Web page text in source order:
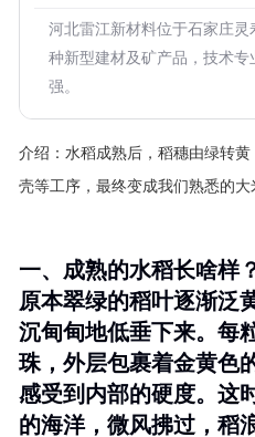
河北雷江新材料位于石家庄灵
种新型建材及矿产品，技术
强。
介绍： 水稻成熟后，稻穗由绿转
壳等工序，最终变成我们熟悉的大
一、成熟的水稻长啥样
原本翠绿的稻叶逐渐泛
沉甸甸地低垂下来。每
珠，外层包裹着金黄色
感受到内部的硬度。这
的海洋，微风拂过，稻